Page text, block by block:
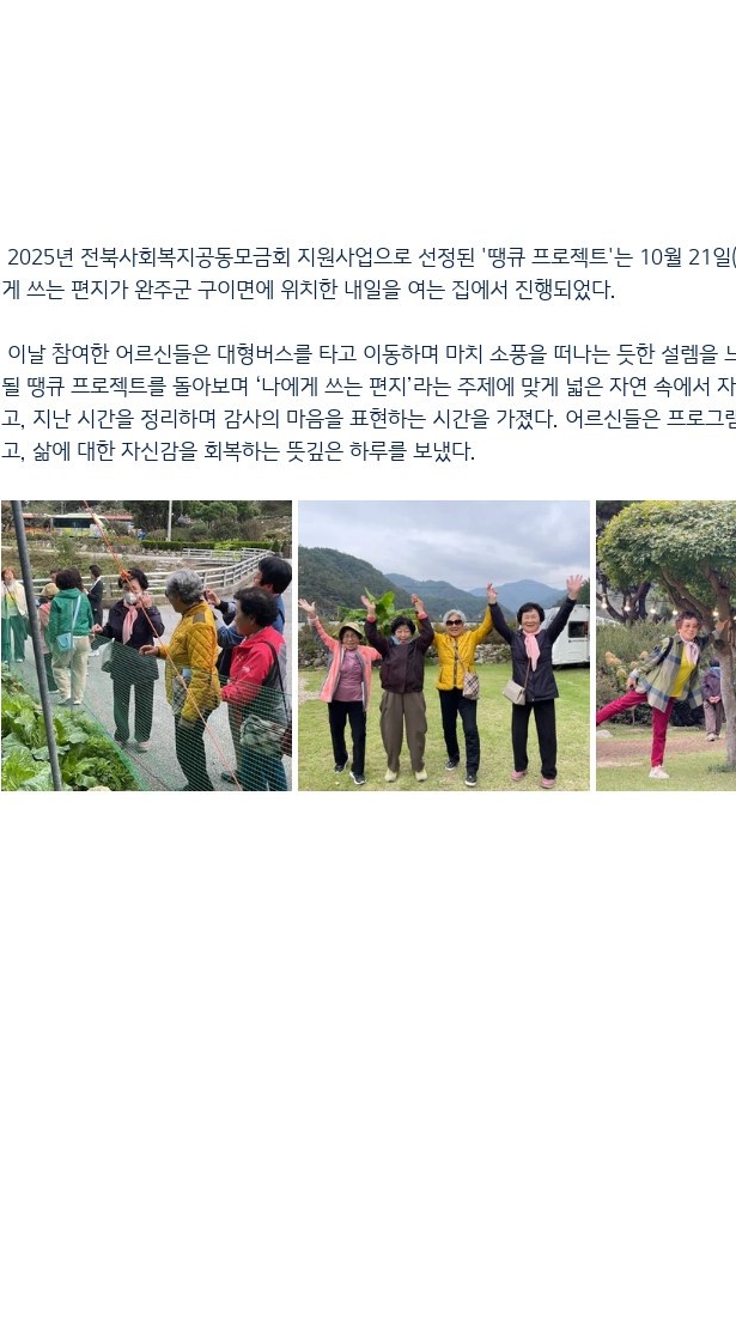
2025년 전북사회복지공동모금회 지원사업으로 선정된 '땡큐 프로젝트'는 10월 21
게 쓰는 편지가 완주군 구이면에 위치한 내일을 여는 집에서 진행되었다.
될 땡큐 프로젝트를 돌아보며 ‘나에게 쓰는 편지’라는 주제에 맞게 넓은 자연 속에서
고, 지난 시간을 정리하며 감사의 마음을 표현하는 시간을 가졌다. 어르신들은 프로그
고, 삶에 대한 자신감을 회복하는 뜻깊은 하루를 보냈다.